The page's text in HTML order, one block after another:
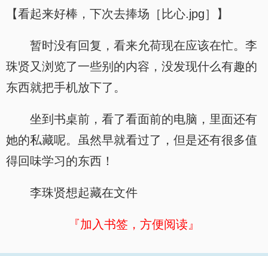
【看起来好棒，下次去捧场［比心.jpg］】
暂时没有回复，看来允荷现在应该在忙。李
珠贤又浏览了一些别的内容，没发现什么有趣的
东西就把手机放下了。
坐到书桌前，看了看面前的电脑，里面还有
她的私藏呢。虽然早就看过了，但是还有很多值
得回味学习的东西！
李珠贤想起藏在文件
『加入书签，方便阅读』